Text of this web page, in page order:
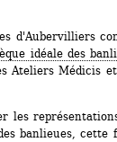
d'Aubervilliers
idéale des
Ateliers Médicis
les
banlieues, cette